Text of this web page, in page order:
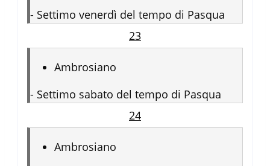
- Settimo venerdì del tempo di Pasqua
23
Ambrosiano
- Settimo sabato del tempo di Pasqua
24
Ambrosiano